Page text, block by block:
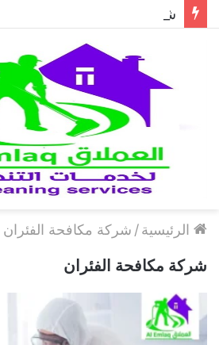
الرئيسية/ شركة مكافحة الفئران
شركة مكافحة الفئران